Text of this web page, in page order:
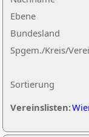
Ebene
Sortierung
Bundesland
Spgem./Kreis/
Vereinslisten: